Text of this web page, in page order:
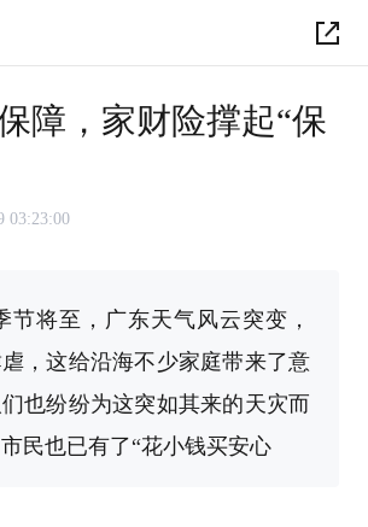
障，家财险撑起“保
03:23:00
节将至，广东天气风云突变，
，这给沿海不少家庭带来了意
也纷纷为这突如其来的天灾而
民也已有了“花小钱买安心